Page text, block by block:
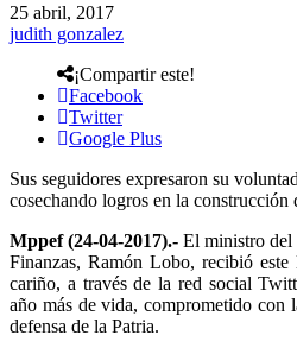
25 abril, 2017
judith gonzalez
¡Compartir este!
Facebook
Twitter
Google Plus
Sus seguidores expresaron su
cosechando logros en la construcción
Mppef (24-04-2017).- El ministro del
Finanzas, Ramón Lobo, recibió este
cariño, a través de la red social
año más de vida, comprometido
defensa de la Patria.